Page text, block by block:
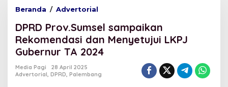
Beranda / Advertorial
R
D
P
r
v
DPRD Prov.Sumsel sampaikan
Rekomendasi dan Menyetujui LKPJ
Gubernur TA 2024
Media Pagi
28 April 2025
Advertorial, DPRD, Palembang